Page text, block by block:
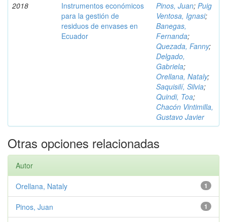
2018
Instrumentos económicos
para la gestión de
residuos de envases en
Ecuador
Pinos, Juan; Puig
Ventosa, Ignasi;
Banegas,
Fernanda;
Quezada, Fanny;
Delgado,
Gabriela;
Orellana, Nataly;
Saquisilí, Silvia;
Quindi, Toa;
Chacón Vintimilla,
Gustavo Javier
Otras opciones relacionadas
Autor
1
Orellana, Nataly
1
Pinos, Juan